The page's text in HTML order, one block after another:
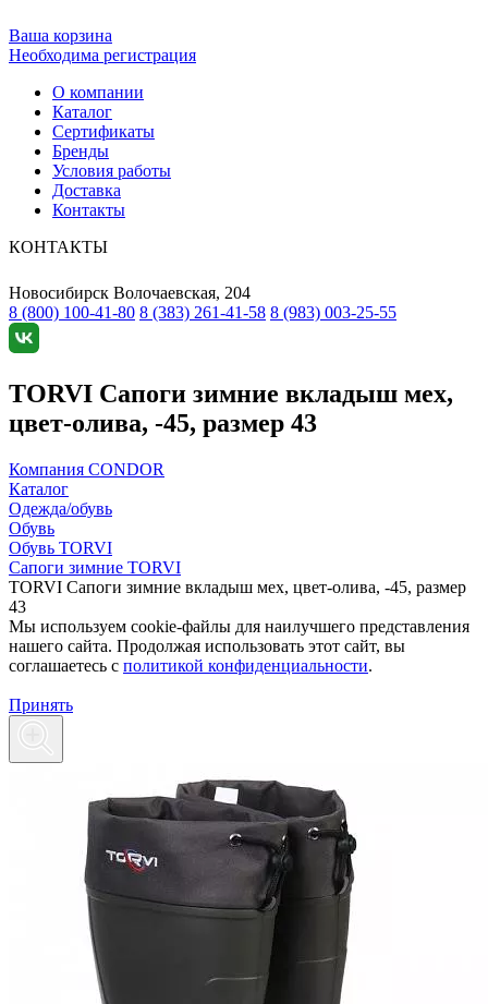
Ваша корзина
Необходима регистрация
О компании
Каталог
Сертификаты
Бренды
Условия работы
Доставка
Контакты
КОНТАКТЫ
Новосибирск Волочаевская, 204
8 (800) 100-41-80 8 (383) 261-41-58 8 (983) 003-25-55
TORVI Сапоги зимние вкладыш мех,
цвет-олива, -45, размер 43
Компания CONDOR
Каталог
Одежда/обувь
Обувь
Обувь TORVI
Сапоги зимние TORVI
TORVI Сапоги зимние вкладыш мех, цвет-олива, -45, размер
43
Мы используем cookie-файлы для наилучшего представления
нашего сайта. Продолжая использовать этот сайт, вы
соглашаетесь c политикой конфиденциальности.
Принять